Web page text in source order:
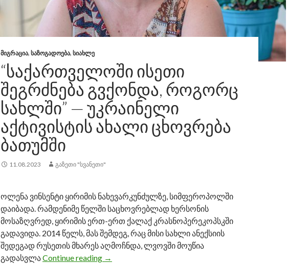
ᲛᲘᲒᲠᲐᲪᲘᲐ, ᲡᲐᲖᲝᲒᲐᲓᲝᲔᲑᲐ, ᲡᲘᲐᲮᲚᲔ
“ᲡᲐᲥᲐᲠᲗᲕᲔᲚᲝᲨᲘ ᲘᲡᲔᲗᲘ
ᲨᲔᲒᲠᲫᲜᲔᲑᲐ ᲒᲕᲥᲝᲜᲓᲐ, ᲠᲝᲒᲝᲠᲪ
ᲡᲐᲮᲚᲨᲘ” — ᲣᲙᲠᲐᲘᲜᲔᲚᲘ
ᲐᲥᲢᲘᲕᲘᲡᲢᲘᲡ ᲐᲮᲐᲚᲘ ᲪᲮᲝᲕᲠᲔᲑᲐ
ᲑᲐᲗᲣᲛᲨᲘ
11.08.2023 ᲒᲐᲖᲔᲗᲘ "ᲡᲕᲐᲜᲔᲗᲘ"
ოლენა ვინსენტი ყირიმის ნახევარკუნძულზე, სიმფეროპოლში
დაიბადა. რამდენიმე წელში საცხოვრებლად ხერსონის
მოსაზღვრედ, ყირიმის ერთ-ერთ ქალაქ კრასნოპერეკოპსკში
გადავიდა. 2014 წელს, მას შემდეგ, რაც მისი სახლი ანექსიის
შედეგად რუსეთის მხარეს აღმოჩნდა, ლვოვში მოუწია
გადასვლაContinue reading “საქართველოში ისეთი შეგრძნება გვქონდა,
→